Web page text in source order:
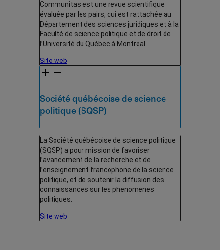
Communitas est une revue scientifique
évaluée par les pairs, qui est rattachée au
Département des sciences juridiques et à la
Faculté de science politique et de droit de
l’Université du Québec à Montréal.
Site web
Société québécoise de science
politique (SQSP)
La Société québécoise de science politique
(SQSP) a pour mission de favoriser
l’avancement de la recherche et de
l’enseignement francophone de la science
politique, et de soutenir la diffusion des
connaissances sur les phénomènes
politiques.
Site web